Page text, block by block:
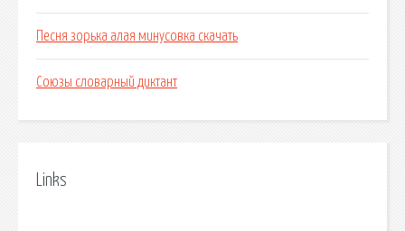
Песня зорька алая минусовка скачать
Союзы словарный диктант
Links